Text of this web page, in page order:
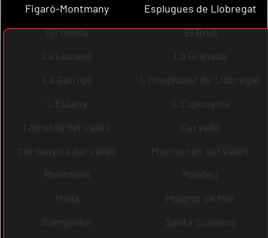
Figaró-Montmany
Esplugues de Llobregat
Gironella
El Brull
La Llacuna
La Granada
La Garriga
L´Hospitalet de Llobregat
L´Estany
L´Espunyola
l´Ametlla del Vallès
Cervelló
Cerdanyola del Vallès
Montornès del Vallès
Montmeló
Manlleu
Malla
Malgrat de Mar
Santpedor
Santa Susanna